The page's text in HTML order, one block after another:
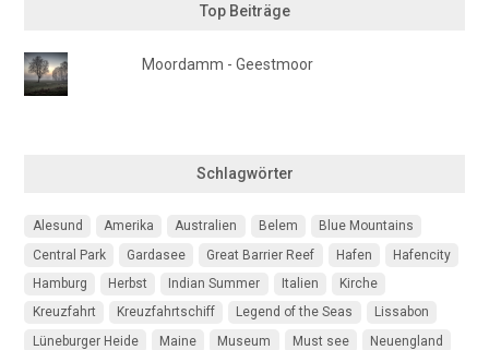
Top Beiträge
Moordamm - Geestmoor
Schlagwörter
Alesund Amerika Australien Belem
Blue Mountains
Central Park
Gardasee Great Barrier Reef Hafen
Hafencity
Hamburg
Herbst Indian Summer Italien
Kirche
Kreuzfahrt
Kreuzfahrtschiff Legend of the Seas
Lissabon
Lüneburger Heide
Maine Museum Must see
Neuengland